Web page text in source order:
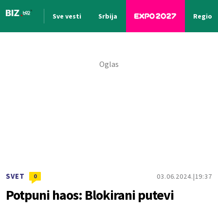
Sve vesti Srbija Region
SVET 0 03.06.2024. 19:37
Potpuni haos: Blokirani putevi